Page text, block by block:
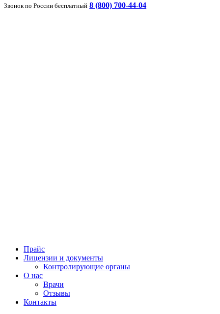
Звонок по России бесплатный 8 (800) 700-44-04
Прайс
Лицензии и документы
Контролирующие органы
О нас
Врачи
Отзывы
Контакты